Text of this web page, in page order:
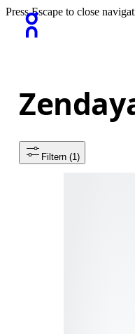
Press Escape to close
Filtern (1)